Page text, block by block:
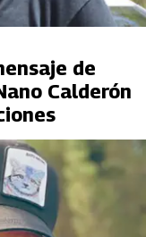
de
Calderón